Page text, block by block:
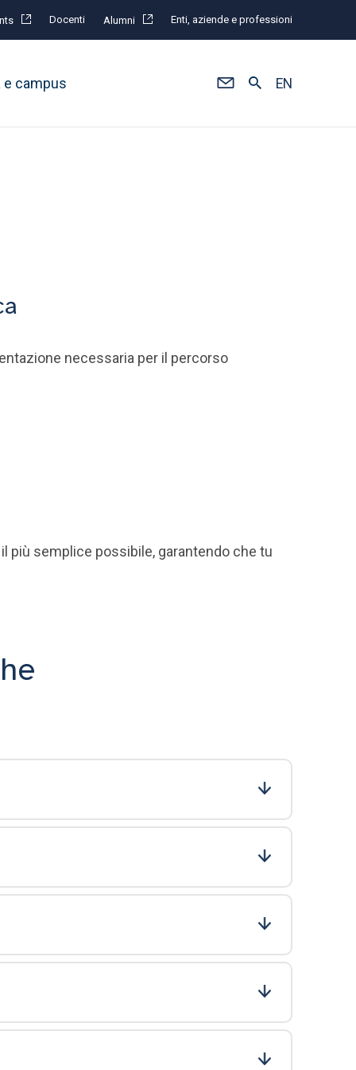
Docenti Alumni Enti, aziende e professioni
e campus EN
necessaria per il percorso
più semplice possibile, garantendo che tu